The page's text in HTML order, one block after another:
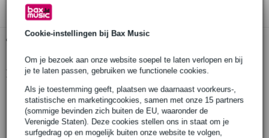
Cookie-instellingen bij Bax Music
Om je bezoek aan onze website soepel te laten verlopen en bij
je te laten passen, gebruiken we functionele cookies.
Als je toestemming geeft, plaatsen we daarnaast voorkeurs-,
statistische en marketingcookies, samen met onze 15 partners
(sommige bevinden zich buiten de EU, waaronder de
Verenigde Staten). Deze cookies stellen ons in staat om je
surfgedrag op en mogelijk buiten onze website te volgen,
Gratis ophalen in de winkel
Productinformatie
Doughty T23490
Quick Link M6
draagvermogen: 200 kg